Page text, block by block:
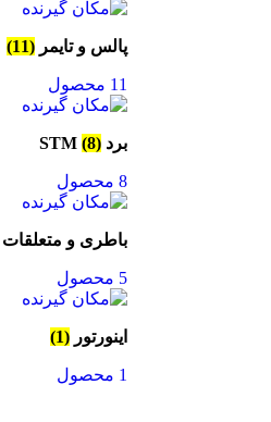
پالس و تایمر (11)
11 محصول
برد STM (8)
8 محصول
باطری و متعلقات
5 محصول
اینورتور (1)
1 محصول